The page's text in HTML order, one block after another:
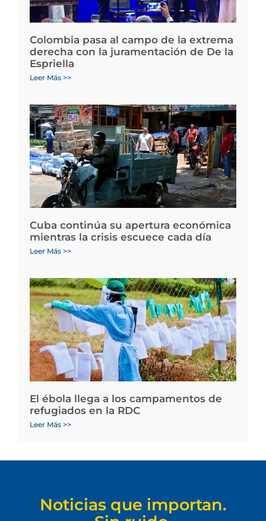
Colombia pasa al campo de la extrema
derecha con la juramentación de De la
Espriella
Leer Más >>
Cuba continúa su apertura económica
mientras la crisis escuece cada día
Leer Más >>
El ébola llega a los campamentos de
refugiados en la RDC
Leer Más >>
Noticias que importan.